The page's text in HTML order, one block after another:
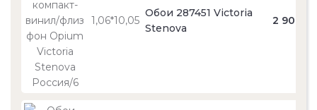
1,06*10,05
Обои 287451 Victoria
Stenova
2 900